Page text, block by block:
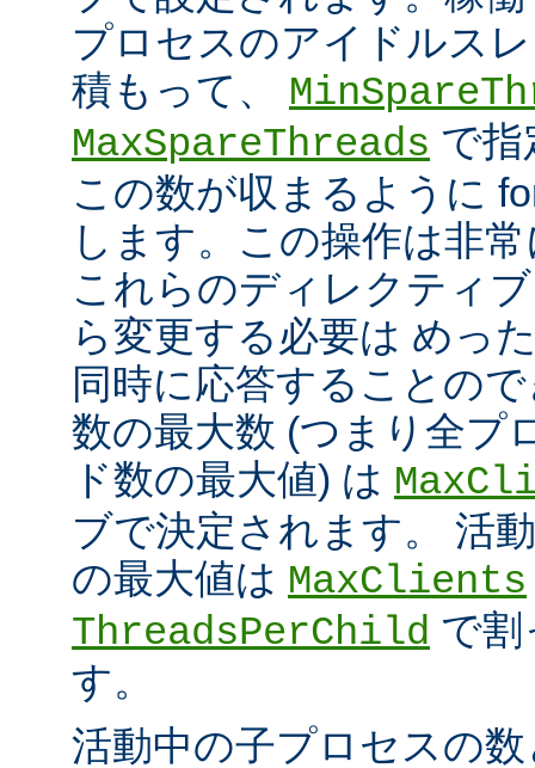
プロセスのアイドルス
積もって、
MaxSpareThreads で指
この数が収まるように
します。この操作は非
これらのディレクティ
ら変更する必要は めっ
同時に応答することの
数の最大数 (つまり全プ
ド数の最大値) は
ブで決定されます。 活
の最大値は MaxClients
ThreadsPerChild で割
す。
活動中の子プロセスの